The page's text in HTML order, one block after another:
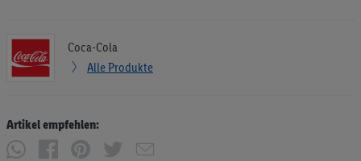
Coca-Cola
Alle Produkte
Artikel empfehlen: